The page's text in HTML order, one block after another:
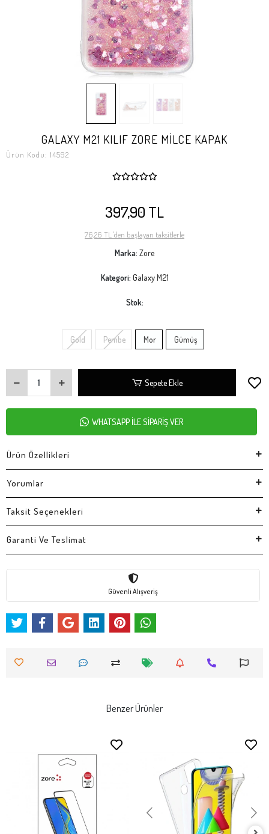
GALAXY M21 KILIF ZORE MİLCE KAPAK
Ürün Kodu: 14592
397,90 TL
76,26 TL 'den başlayan taksitlerle
Marka: Zore
Kategori: Galaxy M21
Stok:
Gold Pembe Mor Gümüş
Sepete Ekle
WHATSAPP İLE SİPARİŞ VER
Ürün Özellikleri
Yorumlar
Taksit Seçenekleri
Garanti Ve Teslimat
Güvenli Alışveriş
Benzer Ürünler